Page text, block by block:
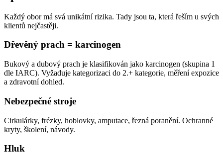
Každý obor má svá unikátní rizika. Tady jsou ta, která řeším u svých
klientů nejčastěji.
Dřevěný prach = karcinogen
Bukový a dubový prach je klasifikován jako karcinogen (skupina 1
dle IARC). Vyžaduje kategorizaci do 2.+ kategorie, měření expozice
a zdravotní dohled.
Nebezpečné stroje
Cirkulárky, frézky, hoblovky, amputace, řezná poranění. Ochranné
kryty, školení, návody.
Hluk